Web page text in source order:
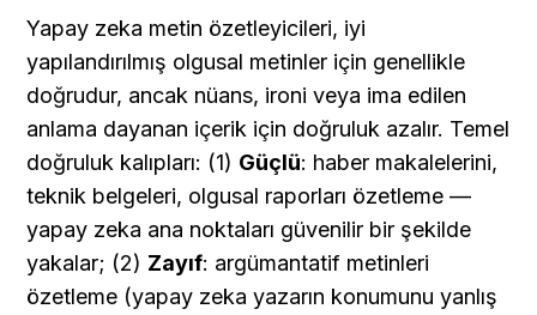
Yapay zeka metin özetleyicileri, iyi
yapılandırılmış olgusal metinler için genellikle
doğrudur, ancak nüans, ironi veya ima edilen
anlama dayanan içerik için doğruluk azalır. Temel
doğruluk kalıpları: (1) Güçlü: haber makalelerini,
teknik belgeleri, olgusal raporları özetleme —
yapay zeka ana noktaları güvenilir bir şekilde
yakalar; (2) Zayıf: argümantatif metinleri
özetleme (yapay zeka yazarın konumunu yanlış